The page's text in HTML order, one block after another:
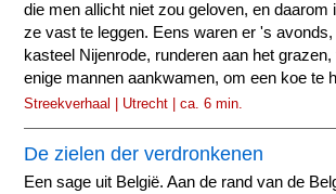
die men allicht niet zou geloven, en daarom
ze vast te leggen. Eens waren er 's avonds,
kasteel Nijenrode, runderen aan het grazen,
enige mannen aankwamen, om een koe te
Streekverhaal | Utrecht | ca. 6 min.
De zielen der verdronkenen
Een sage uit België. Aan de rand van de